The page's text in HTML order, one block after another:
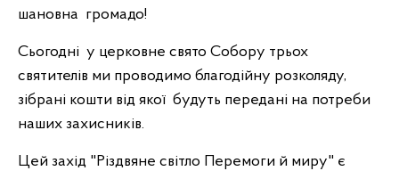
шановна громадо!
Сьогодні у церковне свято Собору трьох
святителів ми проводимо благодійну розколяду,
зібрані кошти від якої будуть передані на потреби
наших захисників.
Цей захід "Різдвяне світло Перемоги й миру" є